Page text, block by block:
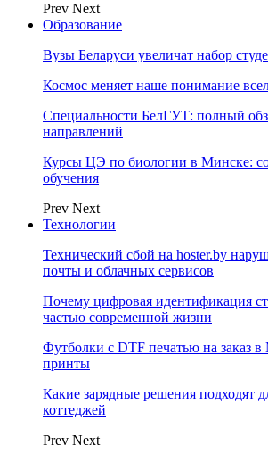
Prev Next
Образование
Вузы Беларуси увеличат набор
Космос меняет наше понимание
Специальности БелГУТ: полный
направлений
Курсы ЦЭ по биологии в Минске:
обучения
Prev Next
Технологии
Технический сбой на hoster.by
почты и облачных сервисов
Почему цифровая идентификация
частью современной жизни
Футболки с DTF печатью на заказ
принты
Какие зарядные решения подходят
коттеджей
Prev Next